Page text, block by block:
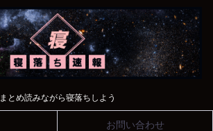
まとめ読みながら寝落ちしよう
お問い合わせ